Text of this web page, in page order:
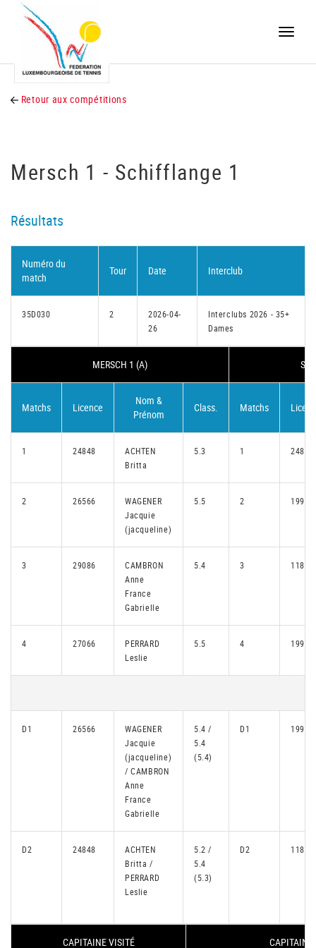
Toggle
Retour aux compétitions
Mersch 1 - Schifflange 1
Résultats
Numéro du
match
Tour Date Interclub
35D030 2
2026-04-
26
Interclubs 2026 - 35+
Dames
MERSCH 1 (A)
Matchs Licence
Nom &
Prénom
Class. Matchs
1 24848
ACHTEN
Britta
5.3 1 24871
2 26566
WAGENER
Jacquie
(jacqueline)
5.5 2 19906
3 29086
CAMBRON
Anne
France
Gabrielle
5.4 3 11880
4 27066
PERRARD
Leslie
5.5 4 19907
D1 26566
WAGENER
Jacquie
(jacqueline)
/ CAMBRON
Anne
France
Gabrielle
5.4 /
5.4
(5.4)
D1 19906
D2 24848
ACHTEN
Britta /
PERRARD
Leslie
5.2 /
5.4
(5.3)
D2 11880
CAPITAINE VISITÉ CAPITAINE